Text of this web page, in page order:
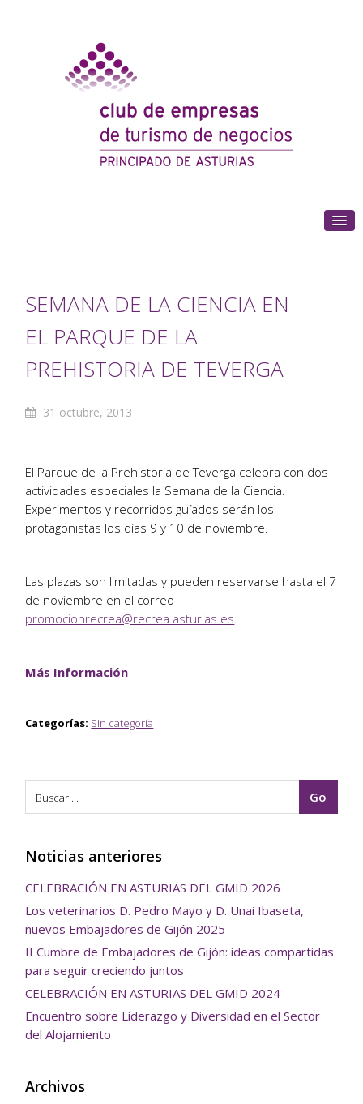
SEMANA DE LA CIENCIA EN
EL PARQUE DE LA
PREHISTORIA DE TEVERGA
31 octubre, 2013
El Parque de la Prehistoria de Teverga celebra con dos
actividades especiales la Semana de la Ciencia.
Experimentos y recorridos guíados serán los
protagonistas los días 9 y 10 de noviembre.
Las plazas son limitadas y pueden reservarse hasta el 7
de noviembre en el correo
promocionrecrea@recrea.asturias.es.
Más Información
Categorías: Sin categoría
Noticias anteriores
CELEBRACIÓN EN ASTURIAS DEL GMID 2026
Los veterinarios D. Pedro Mayo y D. Unai Ibaseta,
nuevos Embajadores de Gijón 2025
II Cumbre de Embajadores de Gijón: ideas compartidas
para seguir creciendo juntos
CELEBRACIÓN EN ASTURIAS DEL GMID 2024
Encuentro sobre Liderazgo y Diversidad en el Sector
del Alojamiento
Archivos